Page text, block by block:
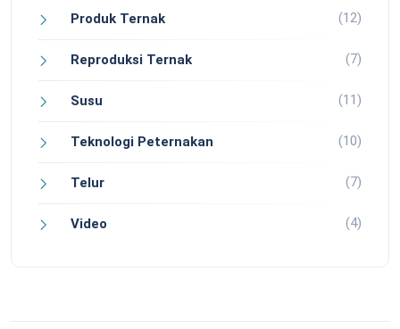
Produk Ternak (12)
Reproduksi Ternak (7)
Susu (11)
Teknologi Peternakan (10)
Telur (7)
Video (4)